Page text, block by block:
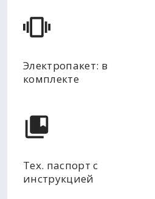
Электропакет: в
комплекте
Тех. паспорт с
инструкцией